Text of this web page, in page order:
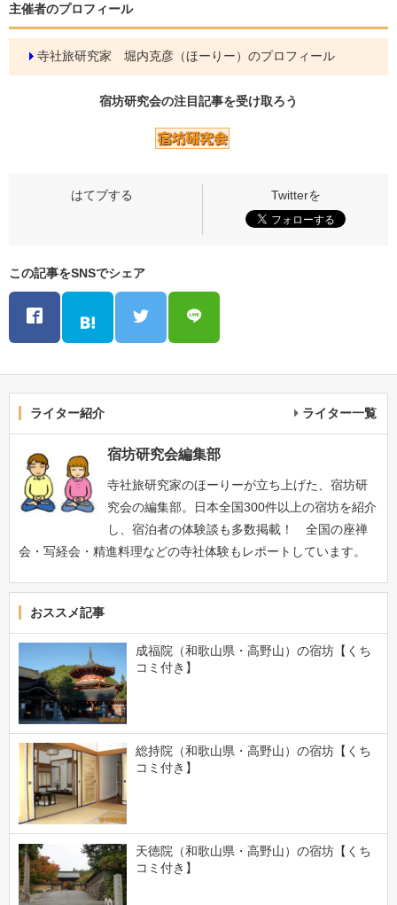
主催者のプロフィール
寺社旅研究家 堀内克彦（ほーりー）のプロフィール
宿坊研究会の注目記事を受け取ろう
この記事をSNSでシェア
ライター紹介 ライター一覧
宿坊研究会編集部
寺社旅研究家のほーりーが立ち上げた、宿坊研
究会の編集部。日本全国300件以上の宿坊を紹介
し、宿泊者の体験談も多数掲載！ 全国の座禅
会・写経会・精進料理などの寺社体験もレポートしています。
おススメ記事
成福院（和歌山県・高野山）の宿坊【くち
コミ付き】
総持院（和歌山県・高野山）の宿坊【くち
コミ付き】
天徳院（和歌山県・高野山）の宿坊【くち
コミ付き】